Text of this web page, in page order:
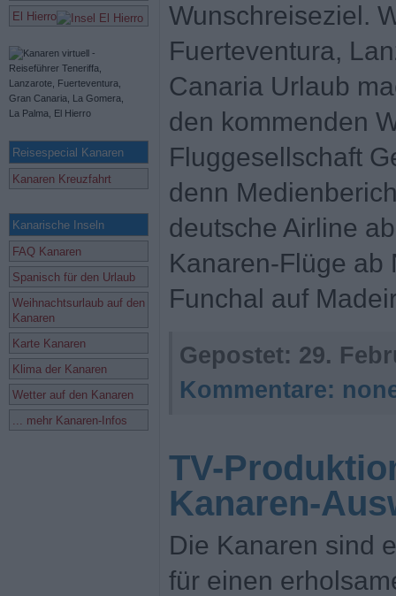
El Hierro
Reisespecial Kanaren
Kanaren Kreuzfahrt
Kanarische Inseln
FAQ Kanaren
Spanisch für den Urlaub
Weihnachtsurlaub auf den
Kanaren
Karte Kanaren
Klima der Kanaren
Wetter auf den Kanaren
... mehr Kanaren-Infos
Wunschreiseziel.
Fuerteventura,
Canaria Urlaub
den kommenden
Fluggesellschaft
denn
deutsche Airline
Kanaren-Flüge ab
Funchal auf
Gepostet: 29.
Kommentare:
TV-
Kanaren-
Die Kanaren sind
für einen